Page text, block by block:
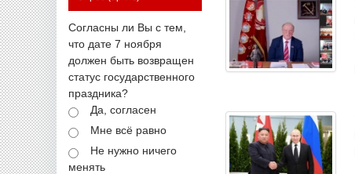
Согласны ли Вы с тем,
что дате 7 ноября
должен быть возвращен
статус государственного
праздника?
Да, согласен
Мне всё равно
Не нужно ничего
менять